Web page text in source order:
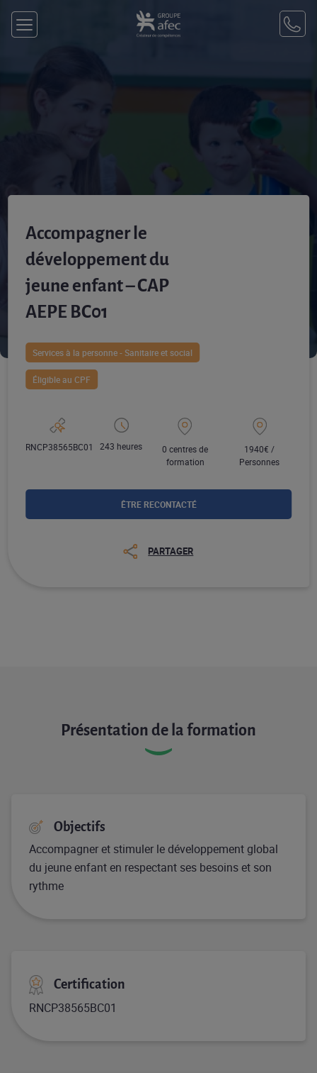
Accompagner le
développement du
jeune enfant – CAP
AEPE BC01
Services à la personne - Sanitaire et social
Éligible au CPF
RNCP38565BC01 243 heures
0 centres de
formation
1940€ /
Personnes
ÊTRE RECONTACTÉ
PARTAGER
Présentation de la formation
Objectifs
Accompagner et stimuler le développement global
du jeune enfant en respectant ses besoins et son
rythme
Certification
RNCP38565BC01